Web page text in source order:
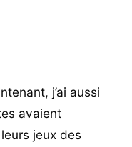
j’ai aussi
avaient
jeux des